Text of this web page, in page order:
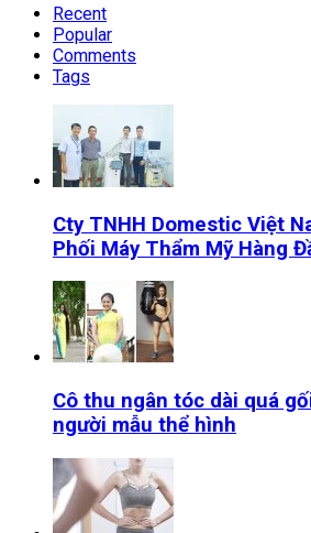
Recent
Popular
Comments
Tags
Cty TNHH Domestic Việt
Phối Máy Thẩm Mỹ Hàng
Cô thu ngân tóc dài quá
người mẫu thể hình